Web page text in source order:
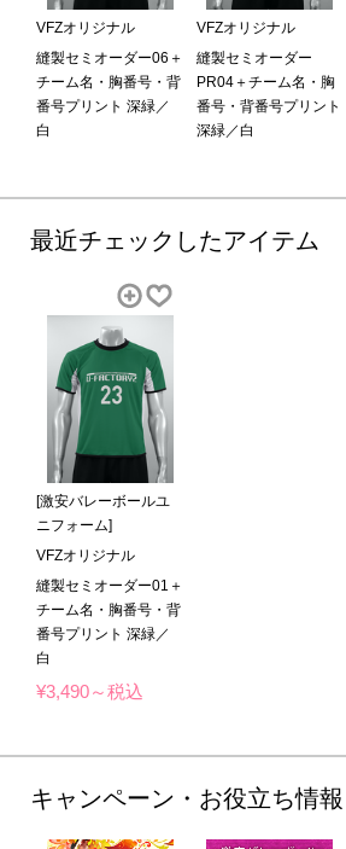
VFZオリジナル
縫製セミオーダー06＋
チーム名・胸番号・背
番号プリント 深緑／
白
VFZオリジナル
縫製セミオーダー
PR04＋チーム名・胸
番号・背番号プリント
深緑／白
最近チェックしたアイテム
[激安バレーボールユ
ニフォーム]
VFZオリジナル
縫製セミオーダー01＋
チーム名・胸番号・背
番号プリント 深緑／
白
¥3,490～税込
キャンペーン・お役立ち情報